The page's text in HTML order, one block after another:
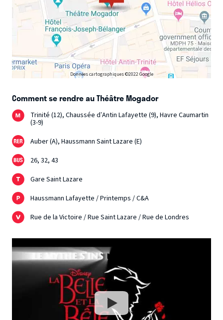
Données cartographiques ©2022 Google
Comment se rendre au Théâtre Mogador
Trinité (12), Chaussée d’Antin Lafayette (9), Havre Caumartin
(3-9)
Auber (A), Haussmann Saint Lazare (E)
26, 32, 43
Gare Saint Lazare
Haussmann Lafayette / Printemps / C&A
Rue de la Victoire / Rue Saint Lazare / Rue de Londres